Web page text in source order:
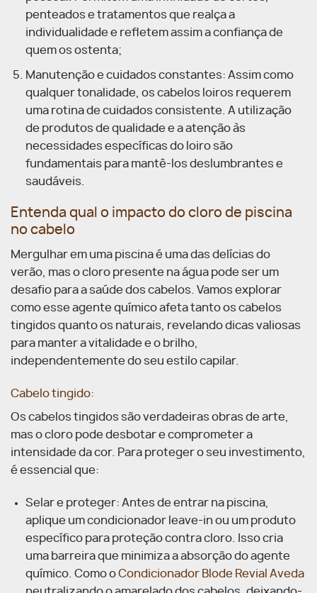
penteados e tratamentos que realça a
individualidade e refletem assim a confiança de
quem os ostenta;
Manutenção e cuidados constantes: Assim como
qualquer tonalidade, os cabelos loiros requerem
uma rotina de cuidados consistente. A utilização
de produtos de qualidade e a atenção às
necessidades específicas do loiro são
fundamentais para mantê-los deslumbrantes e
saudáveis.
Entenda qual o impacto do cloro de piscina
no cabelo
Mergulhar em uma piscina é uma das delícias do
verão, mas o cloro presente na água pode ser um
desafio para a saúde dos cabelos. Vamos explorar
como esse agente químico afeta tanto os cabelos
tingidos quanto os naturais, revelando dicas valiosas
para manter a vitalidade e o brilho,
independentemente do seu estilo capilar.
Cabelo tingido:
Os cabelos tingidos são verdadeiras obras de arte,
mas o cloro pode desbotar e comprometer a
intensidade da cor. Para proteger o seu investimento,
é essencial que:
Selar e proteger: Antes de entrar na piscina,
aplique um condicionador leave-in ou um produto
específico para proteção contra cloro. Isso cria
uma barreira que minimiza a absorção do agente
químico. Como oCondicionador Blode Revial Aveda